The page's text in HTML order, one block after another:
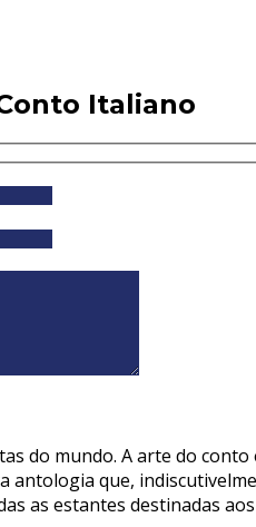
Italiano
do mundo. A arte do
antologia que,
as estantes destinadas